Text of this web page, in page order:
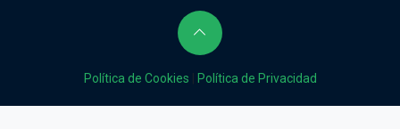
Política de Cookies Política de Privacidad